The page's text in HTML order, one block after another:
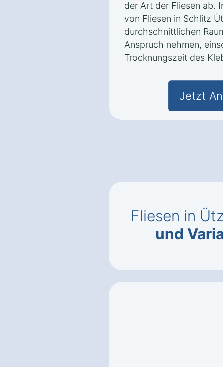
der Art der Fliesen ab.
von Fliesen in Schlitz
durchschnittlichen
Anspruch nehmen,
Trocknungszeit des
Jetzt
Fliesen in
und